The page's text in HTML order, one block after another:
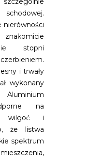
nierówności
stopni
i trwały
wykonany
na
wilgoć i
że listwa
spektrum